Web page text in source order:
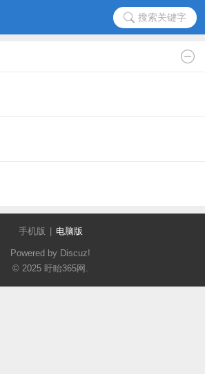
搜索关键字
手机版 电脑版
Powered by Discuz!
© 2025 盱眙365网 .